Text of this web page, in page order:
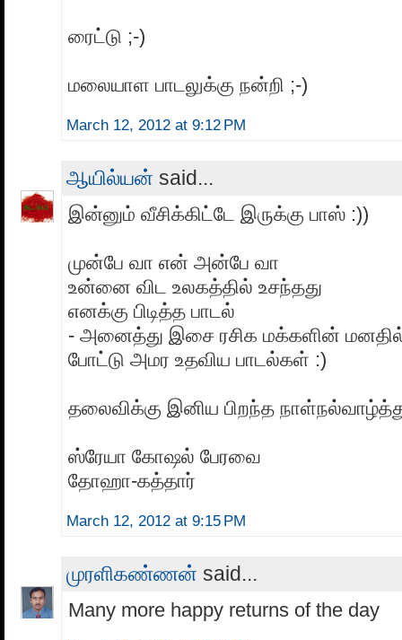
ரைட்டு ;-)
மலையாள பாடலுக்கு நன்றி ;-)
March 12, 2012 at 9:12 PM
ஆயில்யன் said...
இன்னும் வீசிக்கிட்டே இருக்கு பாஸ் :))
முன்பே வா என் அன்பே வா
உன்னை விட உலகத்தில் உசந்தது
எனக்கு பிடித்த பாடல்
- அனைத்து இசை ரசிக மக்களின்
போட்டு அமர உதவிய பாடல்கள் :)
தலைவிக்கு இனிய பிறந்த
ஸ்ரேயா கோஷல் பேரவை
தோஹா-கத்தார்
March 12, 2012 at 9:15 PM
முரளிகண்ணன் said...
Many more happy returns of the day